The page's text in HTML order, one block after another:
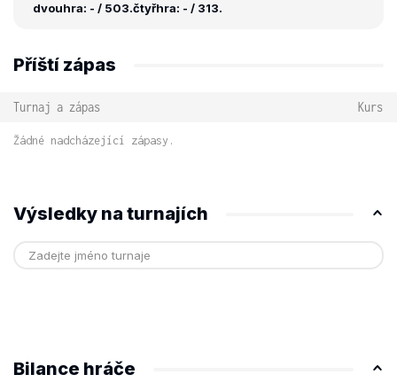
dvouhra: - / 503.čtyřhra: - / 313.
Příští zápas
Turnaj a zápas Kurs
Žádné nadcházející zápasy.
Výsledky na turnajích
Bilance hráče